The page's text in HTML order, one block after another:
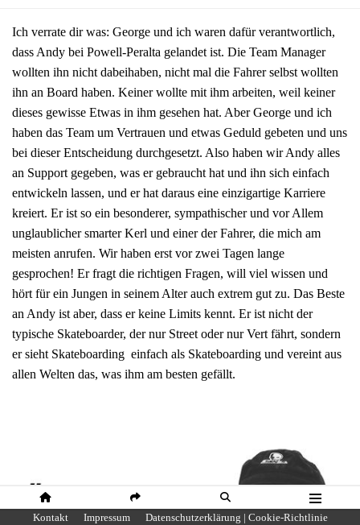
HOME SHARE SUCHE MENÜ
Ich verrate dir was: George und ich waren dafür verantwortlich,
dass Andy bei Powell-Peralta gelandet ist. Die Team Manager
wollten ihn nicht dabeihaben, nicht mal die Fahrer selbst wollten
ihn an Board haben. Keiner wollte mit ihm arbeiten, weil keiner
dieses gewisse Etwas in ihm gesehen hat. Aber George und ich
haben das Team um Vertrauen und etwas Geduld gebeten und uns
bei dieser Entscheidung durchgesetzt. Also haben wir Andy alles
an Support gegeben, was er gebraucht hat und ihn sich einfach
entwickeln lassen, und er hat daraus eine einzigartige Karriere
kreiert. Er ist so ein besonderer, sympathischer und vor Allem
unglaublicher smarter Kerl und einer der Fahrer, die mich am
meisten anrufen. Wir haben erst vor zwei Tagen lange
gesprochen! Er fragt die richtigen Fragen, will viel wissen und
hört für ein Jungen in seinem Alter auch extrem gut zu. Das Beste
an Andy ist aber, dass er keine Limits kennt. Er ist nicht der
typische Skateboarder, der nur Street oder nur Vert fährt, sondern
er sieht Skateboarding einfach als Skateboarding und vereint aus
allen Welten das, was ihm am besten gefällt.
Kontakt Impressum Datenschutzerklärung | Cookie-Richtlinie